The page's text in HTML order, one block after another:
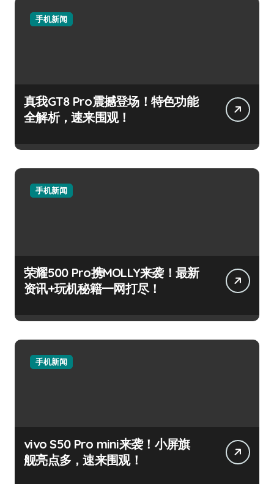
手机新闻
真我GT8 Pro震撼登场！特色功能
全解析，速来围观！
手机新闻
荣耀500 Pro携MOLLY来袭！最新
资讯+玩机秘籍一网打尽！
手机新闻
vivo S50 Pro mini来袭！小屏旗
舰亮点多，速来围观！